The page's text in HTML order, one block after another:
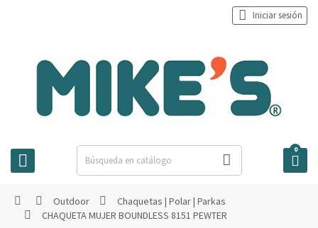
 
 Iniciar sesión

0
  Outdoor  Chaquetas | Polar | Parkas
 CHAQUETA MUJER BOUNDLESS 8151 PEWTER